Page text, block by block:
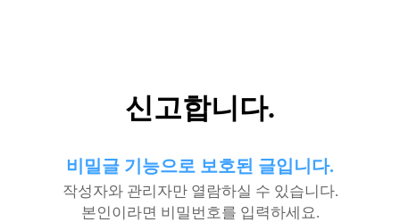
신고합니다.
비밀글 기능으로 보호된 글입니다.
작성자와 관리자만 열람하실 수 있습니다.
본인이라면 비밀번호를 입력하세요.